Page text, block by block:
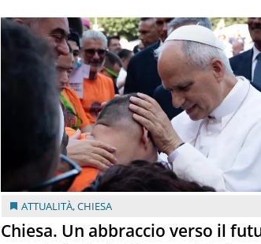
ATTUALITÀ,CHIESA
Chiesa. Un abbraccio verso il